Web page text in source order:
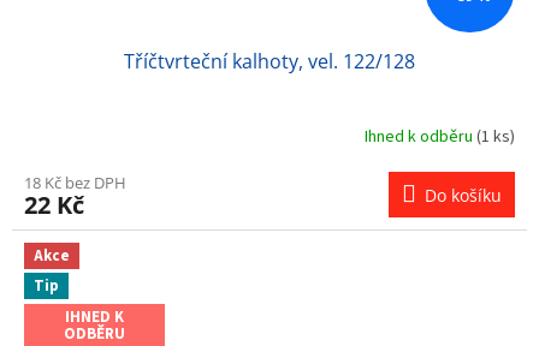
Tříčtvrteční kalhoty, vel. 122/128
Ihned k odběru (1 ks)
18 Kč bez DPH
22 Kč Do košíku
Akce
Tip
IHNED K
ODBĚRU